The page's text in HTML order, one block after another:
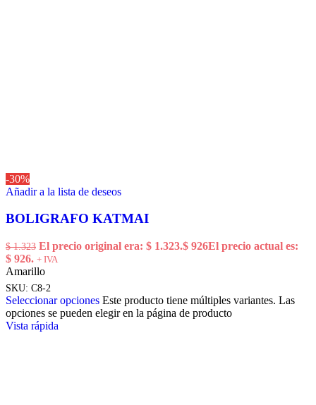
-30%
Añadir a la lista de deseos
BOLIGRAFO KATMAI
$1.323 El precio original era: $ 1.323.$ 926El precio actual es:
$ 926. + IVA
Amarillo
SKU: C8-2
Seleccionar opciones Este producto tiene múltiples variantes. Las
opciones se pueden elegir en la página de producto
Vista rápida